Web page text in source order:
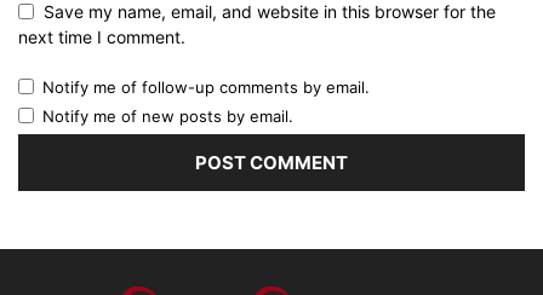
Save my name, email, and website in this browser for the
next time I comment.
Notify me of follow-up comments by email.
Notify me of new posts by email.